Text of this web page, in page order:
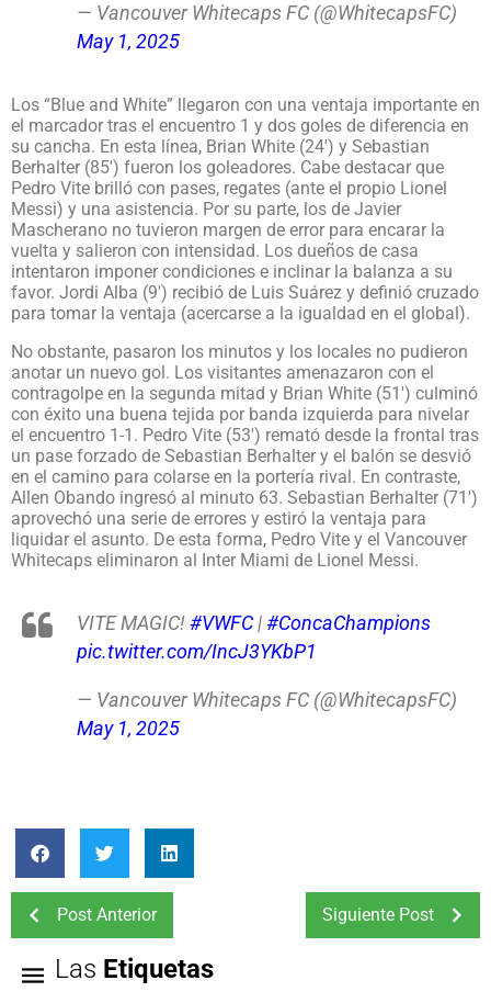
— Vancouver Whitecaps FC (@WhitecapsFC)
May 1, 2025
Los “Blue and White” llegaron con una ventaja importante en
el marcador tras el encuentro 1 y dos goles de diferencia en
su cancha. En esta línea, Brian White (24′) y Sebastian
Berhalter (85′) fueron los goleadores. Cabe destacar que
Pedro Vite brilló con pases, regates (ante el propio Lionel
Messi) y una asistencia. Por su parte, los de Javier
Mascherano no tuvieron margen de error para encarar la
vuelta y salieron con intensidad. Los dueños de casa
intentaron imponer condiciones e inclinar la balanza a su
favor. Jordi Alba (9′) recibió de Luis Suárez y definió cruzado
para tomar la ventaja (acercarse a la igualdad en el global).
No obstante, pasaron los minutos y los locales no pudieron
anotar un nuevo gol. Los visitantes amenazaron con el
contragolpe en la segunda mitad y Brian White (51′) culminó
con éxito una buena tejida por banda izquierda para nivelar
el encuentro 1-1. Pedro Vite (53′) remató desde la frontal tras
un pase forzado de Sebastian Berhalter y el balón se desvió
en el camino para colarse en la portería rival. En contraste,
Allen Obando ingresó al minuto 63. Sebastian Berhalter (71′)
aprovechó una serie de errores y estiró la ventaja para
liquidar el asunto. De esta forma, Pedro Vite y el Vancouver
Whitecaps eliminaron al Inter Miami de Lionel Messi.
VITE MAGIC!#VWFC|#ConcaChampions
pic.twitter.com/IncJ3YKbP1
— Vancouver Whitecaps FC (@WhitecapsFC)
May 1, 2025
Post Anterior Siguiente Post
Las Etiquetas